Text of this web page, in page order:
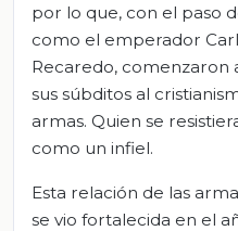
por lo que, con el paso
como el emperador
Recaredo, comenzaron
sus súbditos al
armas. Quien se
como un infiel.
Esta relación de las
se vio fortalecida en el